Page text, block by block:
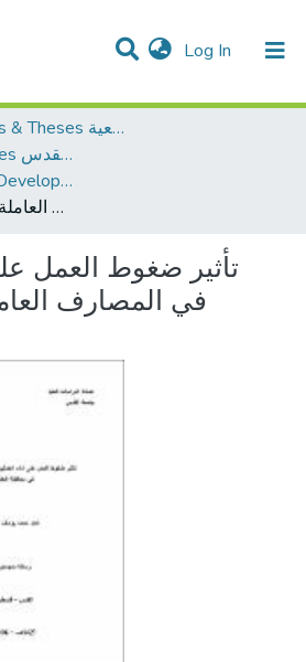
Log In (current)
& Collections
of DSpace
Dissertations & Theses الرسائل الجامعية
AQU Master Theses الرسائل الجامعية الخاصة بجامعة القدس
Sustainable Rural Development التنمية الريفية المستدامة
تأثير ضغوط العمل على أداء العاملين في المصارف العاملة في محافظة الخليل
تأثير ضغوط العمل
في المصارف